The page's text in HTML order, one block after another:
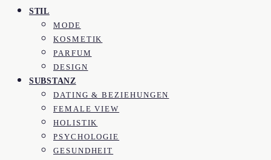
STIL
MODE
KOSMETIK
PARFUM
DESIGN
SUBSTANZ
DATING & BEZIEHUNGEN
FEMALE VIEW
HOLISTIK
PSYCHOLOGIE
GESUNDHEIT